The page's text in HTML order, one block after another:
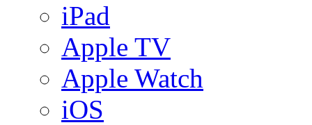
iPad
Apple TV
Apple Watch
iOS